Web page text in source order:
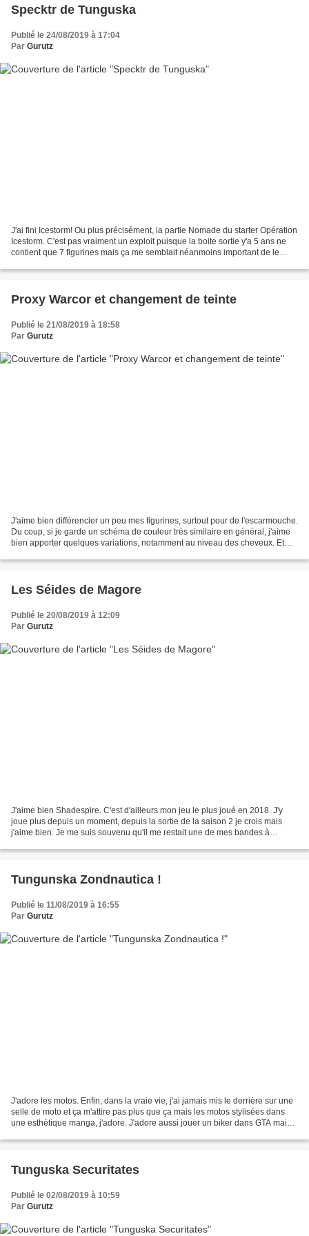
Specktr de Tunguska
Publié le 24/08/2019 à 17:04
Par Gurutz
J'ai fini Icestorm! Ou plus précisément, la partie Nomade du starter Opération
Icestorm. C'est pas vraiment un exploit puisque la boite sortie y'a 5 ans ne
contient que 7 figurines mais ça me semblait néanmoins important de le
Proxy Warcor et changement de teinte
Publié le 21/08/2019 à 18:58
Par Gurutz
J'aime bien différencier un peu mes figurines, surtout pour de l'escarmouche.
Du coup, si je garde un schéma de couleur très similaire en général, j'aime
bien apporter quelques variations, notamment au niveau des cheveux. Et
Les Séides de Magore
Publié le 20/08/2019 à 12:09
Par Gurutz
J'aime bien Shadespire. C'est d'ailleurs mon jeu le plus joué en 2018. J'y
joue plus depuis un moment, depuis la sortie de la saison 2 je crois mais
j'aime bien. Je me suis souvenu qu'il me restait une de mes bandes à
Tungunska Zondnautica !
Publié le 11/08/2019 à 16:55
Par Gurutz
J'adore les motos. Enfin, dans la vraie vie, j'ai jamais mis le derrière sur une
selle de moto et ça m'attire pas plus que ça mais les motos stylisées dans
une esthétique manga, j'adore. J'adore aussi jouer un biker dans GTA mais
Tunguska Securitates
Publié le 02/08/2019 à 10:59
Par Gurutz